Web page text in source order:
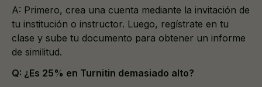
A: Primero, crea una cuenta mediante la invitación de
tu institución o instructor. Luego, regístrate en tu
clase y sube tu documento para obtener un informe
de similitud.
Q: ¿Es 25% en Turnitin demasiado alto?